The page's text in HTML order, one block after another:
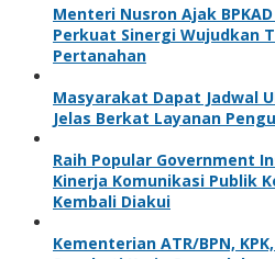
Menteri Nusron Ajak
Perkuat Sinergi Wujudkan
Pertanahan
Masyarakat Dapat Jadwal
Jelas Berkat Layanan
Raih Popular Government
Kinerja Komunikasi Publik
Kembali Diakui
Kementerian ATR/BPN,